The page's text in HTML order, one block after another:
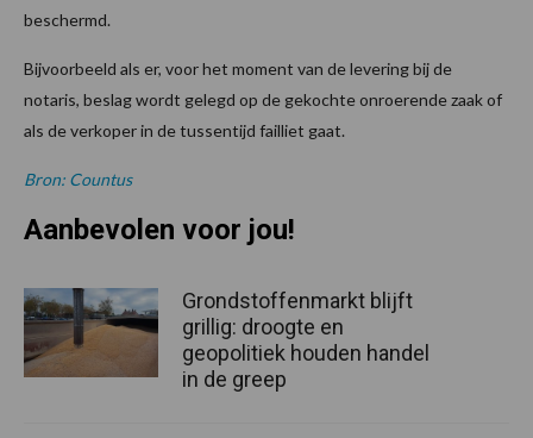
beschermd.
Bijvoorbeeld als er, voor het moment van de levering bij de
notaris, beslag wordt gelegd op de gekochte onroerende zaak of
als de verkoper in de tussentijd failliet gaat.
Bron: Countus
Aanbevolen voor jou!
Grondstoffenmarkt blijft
grillig: droogte en
geopolitiek houden handel
in de greep